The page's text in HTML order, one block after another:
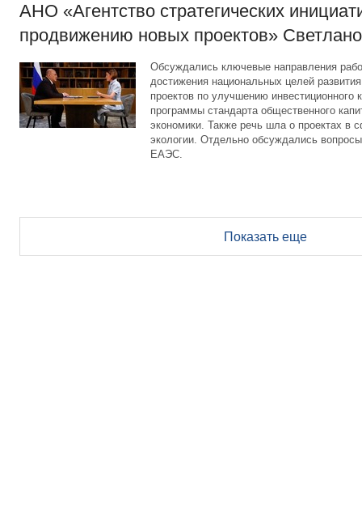
АНО «Агентство стратегических
продвижению новых проектов»
Обсуждались ключевые направления
достижения национальных целей
проектов по улучшению инвестиционного
программы стандарта общественного
экономики. Также речь шла о проектах в
экологии. Отдельно обсуждались
ЕАЭС.
Показать еще